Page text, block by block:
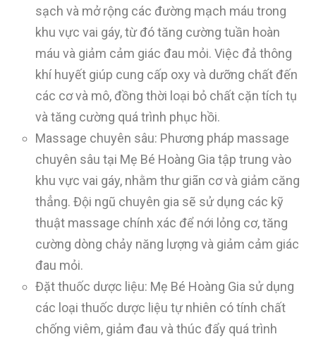
sạch và mở rộng các đường mạch máu trong
khu vực vai gáy, từ đó tăng cường tuần hoàn
máu và giảm cảm giác đau mỏi. Việc đả thông
khí huyết giúp cung cấp oxy và dưỡng chất đến
các cơ và mô, đồng thời loại bỏ chất cặn tích tụ
và tăng cường quá trình phục hồi.
Massage chuyên sâu: Phương pháp massage
chuyên sâu tại Mẹ Bé Hoàng Gia tập trung vào
khu vực vai gáy, nhằm thư giãn cơ và giảm căng
thẳng. Đội ngũ chuyên gia sẽ sử dụng các kỹ
thuật massage chính xác để nới lỏng cơ, tăng
cường dòng chảy năng lượng và giảm cảm giác
đau mỏi.
Đặt thuốc dược liệu: Mẹ Bé Hoàng Gia sử dụng
các loại thuốc dược liệu tự nhiên có tính chất
chống viêm, giảm đau và thúc đẩy quá trình